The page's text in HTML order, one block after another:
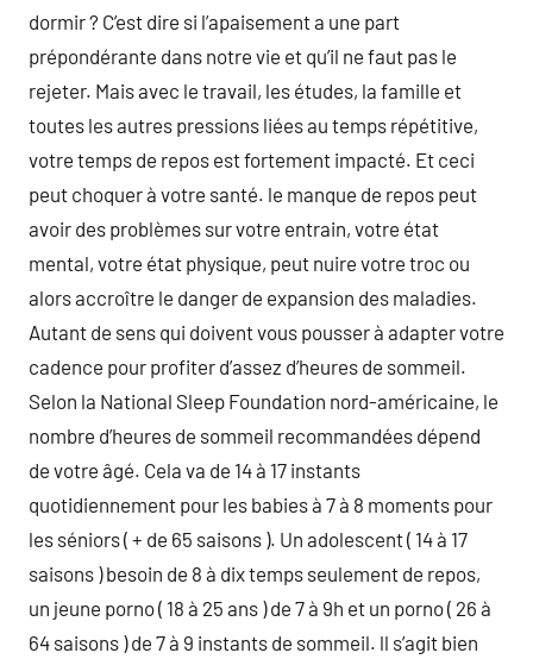
dormir ? C’est dire si l’apaisement a une part
prépondérante dans notre vie et qu’il ne faut pas le
rejeter. Mais avec le travail, les études, la famille et
toutes les autres pressions liées au temps répétitive,
votre temps de repos est fortement impacté. Et ceci
peut choquer à votre santé. le manque de repos peut
avoir des problèmes sur votre entrain, votre état
mental, votre état physique, peut nuire votre troc ou
alors accroître le danger de expansion des maladies.
Autant de sens qui doivent vous pousser à adapter votre
cadence pour profiter d’assez d’heures de sommeil.
Selon la National Sleep Foundation nord-américaine, le
nombre d’heures de sommeil recommandées dépend
de votre âgé. Cela va de 14 à 17 instants
quotidiennement pour les babies à 7 à 8 moments pour
les séniors ( + de 65 saisons ). Un adolescent ( 14 à 17
saisons ) besoin de 8 à dix temps seulement de repos,
un jeune porno ( 18 à 25 ans ) de 7 à 9h et un porno ( 26 à
64 saisons ) de 7 à 9 instants de sommeil. ll s’agit bien